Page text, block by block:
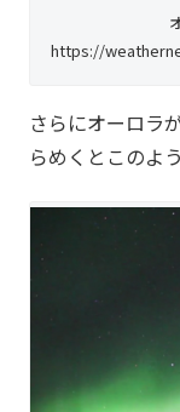
https://
さらにオーロラ
らめくとこのよ